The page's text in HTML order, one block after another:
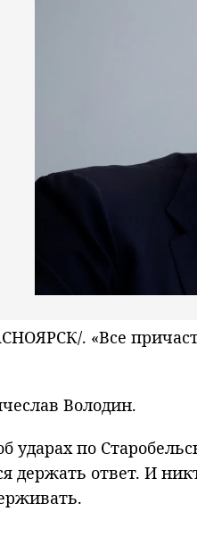
. «Все
Володин.
ударах по
держать ответ. И